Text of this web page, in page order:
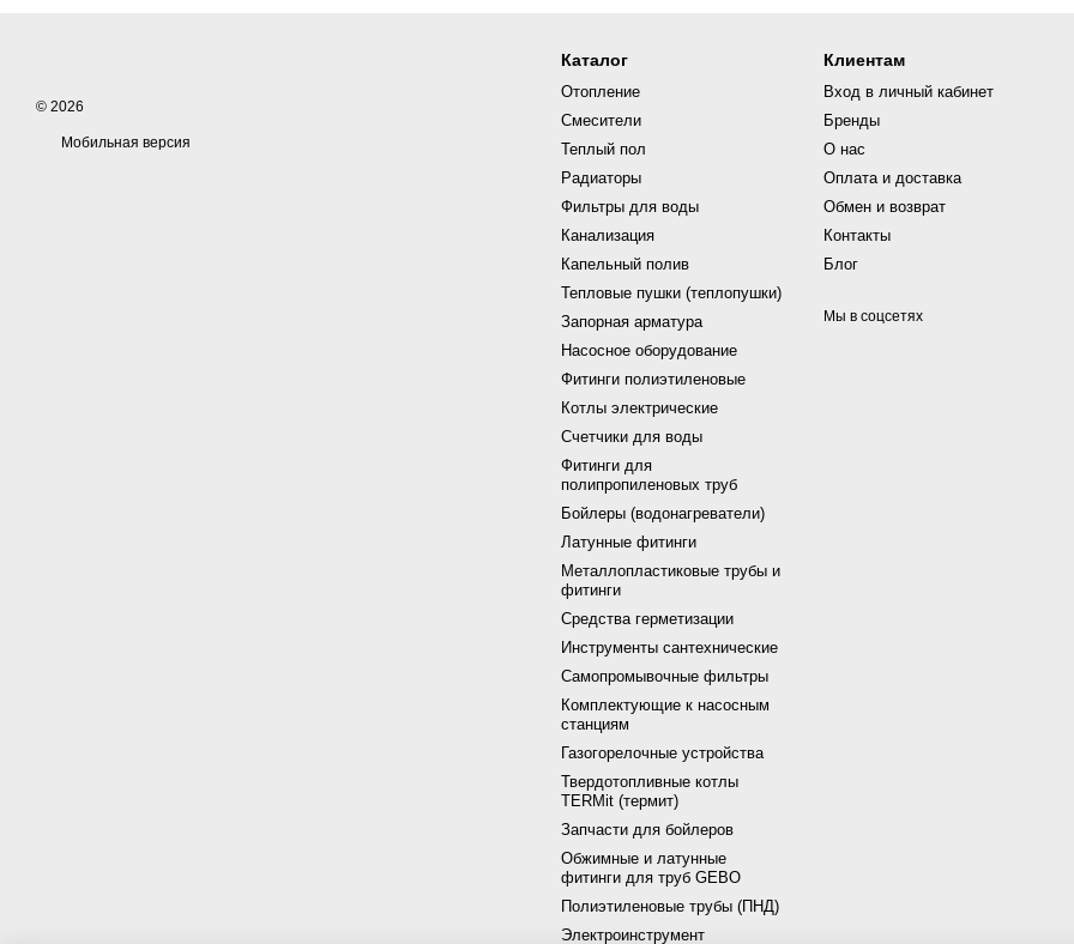
© 2026
Мобильная версия
Каталог
Отопление
Смесители
Теплый пол
Радиаторы
Фильтры для воды
Канализация
Капельный полив
Тепловые пушки (теплопушки)
Запорная арматура
Насосное оборудование
Фитинги полиэтиленовые
Котлы электрические
Счетчики для воды
Фитинги для
полипропиленовых труб
Бойлеры (водонагреватели)
Латунные фитинги
Металлопластиковые трубы и
фитинги
Средства герметизации
Инструменты сантехнические
Самопромывочные фильтры
Комплектующие к насосным
станциям
Газогорелочные устройства
Твердотопливные котлы
TERMit (термит)
Запчасти для бойлеров
Обжимные и латунные
фитинги для труб GEBO
Полиэтиленовые трубы (ПНД)
Электроинструмент
Клиентам
Вход в личный кабинет
Бренды
О нас
Оплата и доставка
Обмен и возврат
Контакты
Блог
Мы в соцсетях